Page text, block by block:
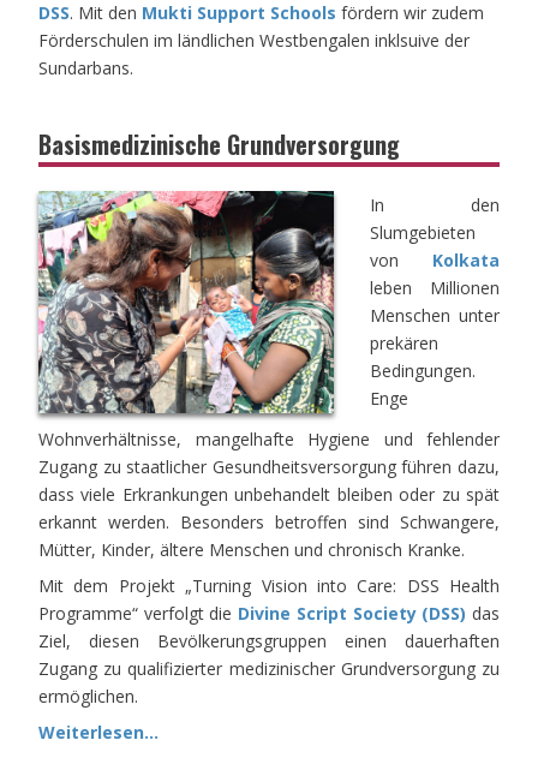
DSS. Mit den Mukti Support Schools fördern wir zudem
Förderschulen im ländlichen Westbengalen inklsuive der
Sundarbans.
Basismedizinische Grundversorgung
In den
Slumgebieten
von Kolkata
leben Millionen
Menschen unter
prekären
Bedingungen.
Enge
Wohnverhältnisse, mangelhafte Hygiene und fehlender
Zugang zu staatlicher Gesundheitsversorgung führen dazu,
dass viele Erkrankungen unbehandelt bleiben oder zu spät
erkannt werden. Besonders betroffen sind Schwangere,
Mütter, Kinder, ältere Menschen und chronisch Kranke.
Mit dem Projekt „Turning Vision into Care: DSS Health
Programme“ verfolgt die Divine Script Society (DSS) das
Ziel, diesen Bevölkerungsgruppen einen dauerhaften
Zugang zu qualifizierter medizinischer Grundversorgung zu
ermöglichen.
Weiterlesen...